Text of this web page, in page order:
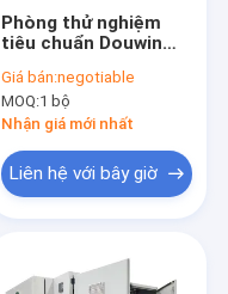
Phòng thử nghiệm
tiêu chuẩn Douwin
độ lạnh tùy chỉnh
Giá bán:negotiable
MOQ:1 bộ
Nhận giá mới nhất
Liên hệ với bây giờ